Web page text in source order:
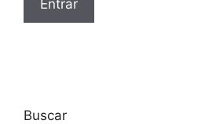
Buscar